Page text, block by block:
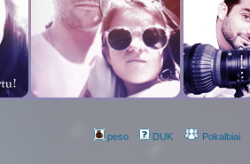
peso
DUK Pokalbiai